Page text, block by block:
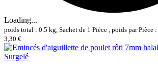
Loading...
poids total : 0.5 kg, Sachet de 1 Pièce , poids par Pièce
3,30 €